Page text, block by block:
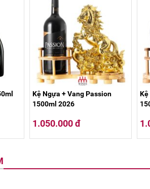
Kệ Ngựa + Vang Passion
1500ml 2026
1.050.000 đ
Kệ